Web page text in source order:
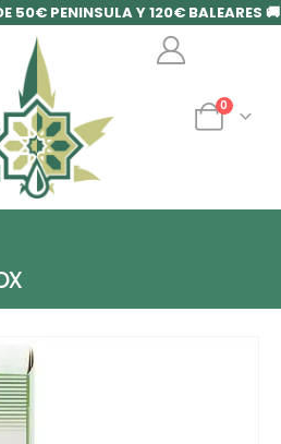
50€ PENINSULA Y 120€ BALEARES 🚚
0